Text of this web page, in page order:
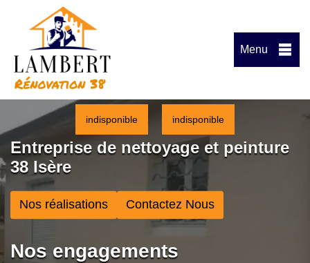
Menu
indisponible indisponible
Entreprise de nettoyage et peinture
38 Isère
Nos réalisations Contactez Nous
Nos engagements